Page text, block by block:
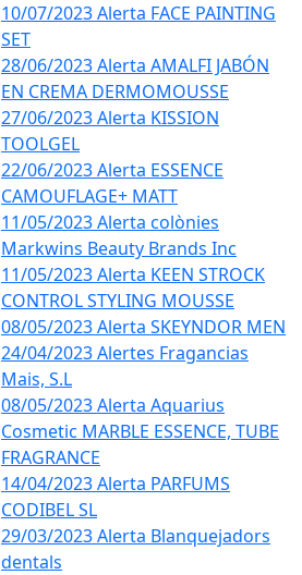
10/07/2023 Alerta FACE PAINTING
SET
28/06/2023 Alerta AMALFI JABÓN
EN CREMA DERMOMOUSSE
27/06/2023 Alerta KISSION
TOOLGEL
22/06/2023 Alerta ESSENCE
CAMOUFLAGE+ MATT
11/05/2023 Alerta colònies
Markwins Beauty Brands Inc
11/05/2023 Alerta KEEN STROCK
CONTROL STYLING MOUSSE
08/05/2023 Alerta SKEYNDOR MEN
24/04/2023 Alertes Fragancias
Mais, S.L
08/05/2023 Alerta Aquarius
Cosmetic MARBLE ESSENCE, TUBE
FRAGRANCE
14/04/2023 Alerta PARFUMS
CODIBEL SL
29/03/2023 Alerta Blanquejadors
dentals